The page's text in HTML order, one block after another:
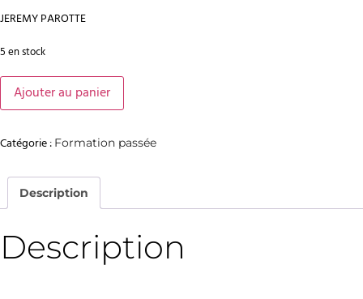
JEREMY PAROTTE
5 en stock
Ajouter au panier
Catégorie : Formation passée
Description
Description